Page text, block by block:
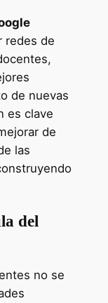
redes de
de nuevas
es clave
de
las
del
no se